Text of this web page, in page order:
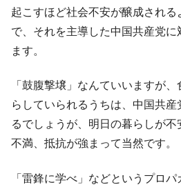
起こすほど社会不安が醸成され
で、それを主導した中国共産党
ます。
「鼓腹撃壌」なんていいますが
らしていられるうちは、中国共産
るでしょうが、明日の暮らしが
不満、抵抗が強まって当然です。
「雷鋒に学べ」などというプロ